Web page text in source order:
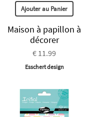
Ajouter au Panier
Maison à papillon à
décorer
€ 11.99
Esschert design